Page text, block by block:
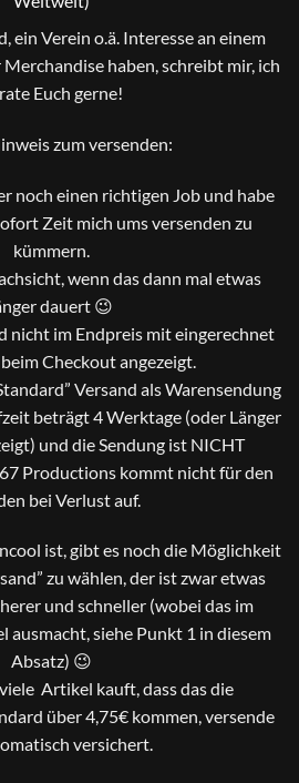
ein Verein o.ä. Interesse an einem
haben, schreibt mir, ich
Euch gerne!
zum versenden:
noch einen richtigen Job und habe
Zeit mich ums versenden zu
kümmern.
wenn das dann mal etwas
dauert 😉
nicht im Endpreis mit eingerechnet
Checkout angezeigt.
Versand als Warensendung
beträgt 4 Werktage (oder Länger
und die Sendung ist NICHT
Productions kommt nicht für den
bei Verlust auf.
ist, gibt es noch die Möglichkeit
zu wählen, der ist zwar etwas
und schneller (wobei das im
ausmacht, siehe Punkt 1 in diesem
Absatz) 😉
Artikel kauft, dass das die
über 4,75€ kommen, versende
versichert.